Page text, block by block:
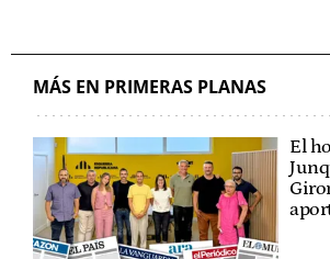
MÁS EN PRIMERAS PLANAS
El